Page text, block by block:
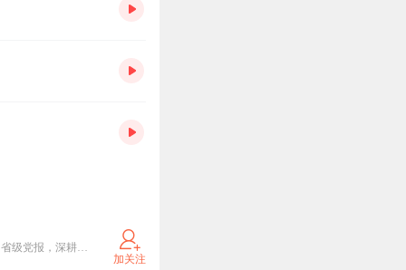
羊城晚报创刊于1957年10月1日，是新中国成立后办起的第一张大型综合性晚报，是广东省委主管主办的省级党报，深耕岭南，辐射全国至海外，曾有百万级发行量。2003年羊城晚报位列全球日报发行量20强。如今，羊城晚报已经发展成为集报纸、网站、客户端为一体的全媒体传播平台，2020年融合传播力指数综合得分在所有省级报纸中排名第三。
加关注